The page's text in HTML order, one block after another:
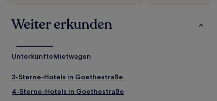
Bedingungen
gelten.
Weiter erkunden
UnterkünfteMietwagen
3-Sterne-Hotels in Goethestraße
4-Sterne-Hotels in Goethestraße